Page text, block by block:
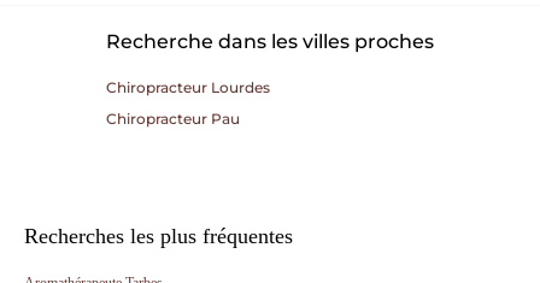
Recherche dans les villes proches
Chiropracteur Lourdes
Chiropracteur Pau
Recherches les plus fréquentes